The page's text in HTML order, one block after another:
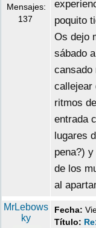
Mensajes:
137
poquito
Os dejo
sábado
cansado
callejear
ritmos
entrada
lugares
pena?)
de los
al
MrLebows
ky
Fecha:
Título: